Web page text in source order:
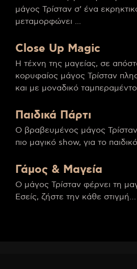
μάγος Τρίσταν σ’ ένα
μεταμορφώνει ...
Close Up Magic
Η τέχνη της μαγείας, σε
κορυφαίος μάγος Τρίσταν
και με μοναδικό
Παιδικά Πάρτι
Ο βραβευμένος μάγος
πιο μαγικό show, για το
Γάμος & Μαγεία
Ο μάγος Τρίσταν φέρνει τη
Εσείς, ζήστε την κάθε στιγμή…